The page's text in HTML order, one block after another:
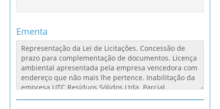
Ementa